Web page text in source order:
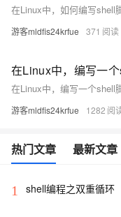
游客mldfis24krfue 371
在Linux中，编写一个shell
游客mldfis24krfue 1282
热门文章 最新文章
1 shell编程之双重循环